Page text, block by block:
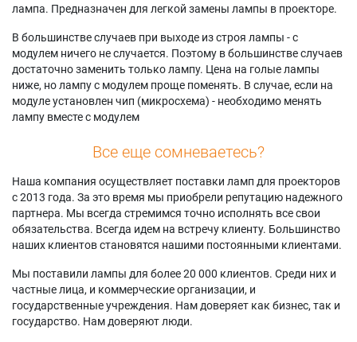
лампа. Предназначен для легкой замены лампы в проекторе.
В большинстве случаев при выходе из строя лампы - с
модулем ничего не случается. Поэтому в большинстве случаев
достаточно заменить только лампу. Цена на голые лампы
ниже, но лампу с модулем проще поменять. В случае, если на
модуле установлен чип (микросхема) - необходимо менять
лампу вместе с модулем
Все еще сомневаетесь?
Наша компания осуществляет поставки ламп для проекторов
с 2013 года. За это время мы приобрели репутацию надежного
партнера. Мы всегда стремимся точно исполнять все свои
обязательства. Всегда идем на встречу клиенту. Большинство
наших клиентов становятся нашими постоянными клиентами.
Мы поставили лампы для более 20 000 клиентов. Среди них и
частные лица, и коммерческие организации, и
государственные учреждения. Нам доверяет как бизнес, так и
государство. Нам доверяют люди.